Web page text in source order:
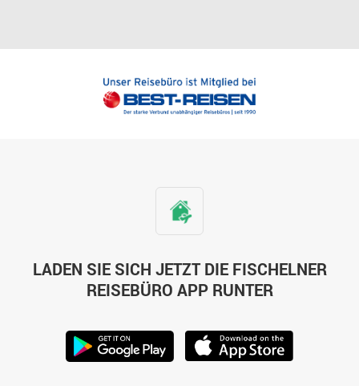
LADEN SIE SICH JETZT DIE FISCHELNER
REISEBÜRO APP RUNTER